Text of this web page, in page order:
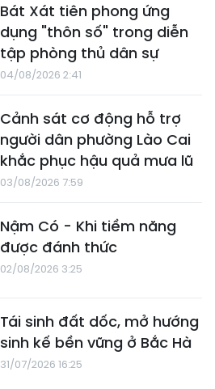
Bát Xát tiên phong ứng
dụng "thôn số" trong diễn
tập phòng thủ dân sự
04/08/2026 2:41
Cảnh sát cơ động hỗ trợ
người dân phường Lào Cai
khắc phục hậu quả mưa lũ
03/08/2026 7:59
Nậm Có - Khi tiềm năng
được đánh thức
02/08/2026 3:25
Tái sinh đất dốc, mở hướng
sinh kế bền vững ở Bắc Hà
31/07/2026 16:25